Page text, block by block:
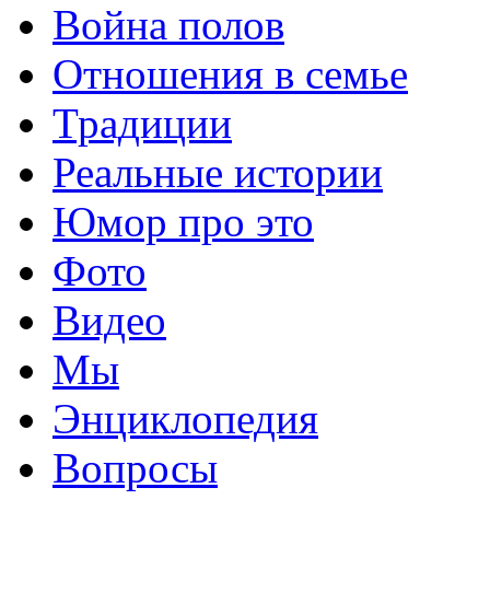
Война полов
Отношения в семье
Традиции
Реальные истории
Юмор про это
Фото
Видео
Мы
Энциклопедия
Вопросы